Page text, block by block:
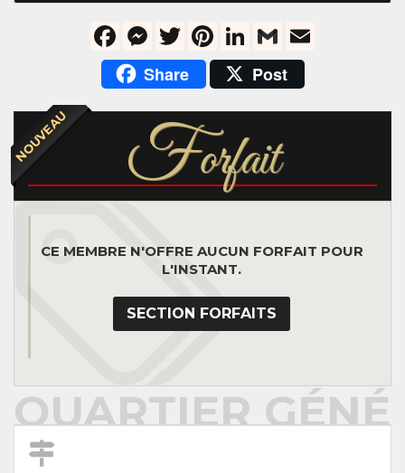
FacebookMessenger
TwitterPinterestLinkedIn
Gmail
Share Post
NOUVEAU Forfait
CE MEMBRE N'OFFRE AUCUN FORFAIT POUR
L'INSTANT.
SECTION FORFAITS
QUARTIER